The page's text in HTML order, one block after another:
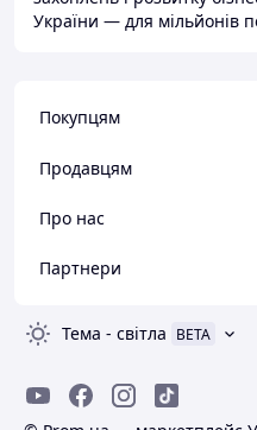
України — для мільйонів
Покупцям
Продавцям
Про нас
Партнери
Тема - світла BETA